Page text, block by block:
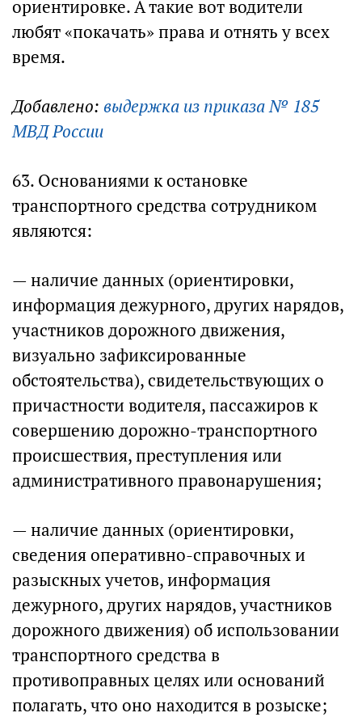
ориентировке. А такие вот водители
любят «покачать» права и отнять у всех
время.
Добавлено: выдержка из приказа № 185
МВД России
63. Основаниями к остановке
транспортного средства сотрудником
являются:
— наличие данных (ориентировки,
информация дежурного, других нарядов,
участников дорожного движения,
визуально зафиксированные
обстоятельства), свидетельствующих о
причастности водителя, пассажиров к
совершению дорожно-транспортного
происшествия, преступления или
административного правонарушения;
— наличие данных (ориентировки,
сведения оперативно-справочных и
разыскных учетов, информация
дежурного, других нарядов, участников
дорожного движения) об использовании
транспортного средства в
противоправных целях или оснований
полагать, что оно находится в розыске;